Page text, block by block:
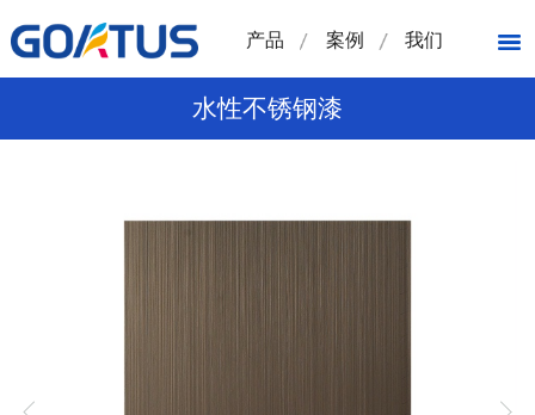
产品 案例 我们
水性不锈钢漆